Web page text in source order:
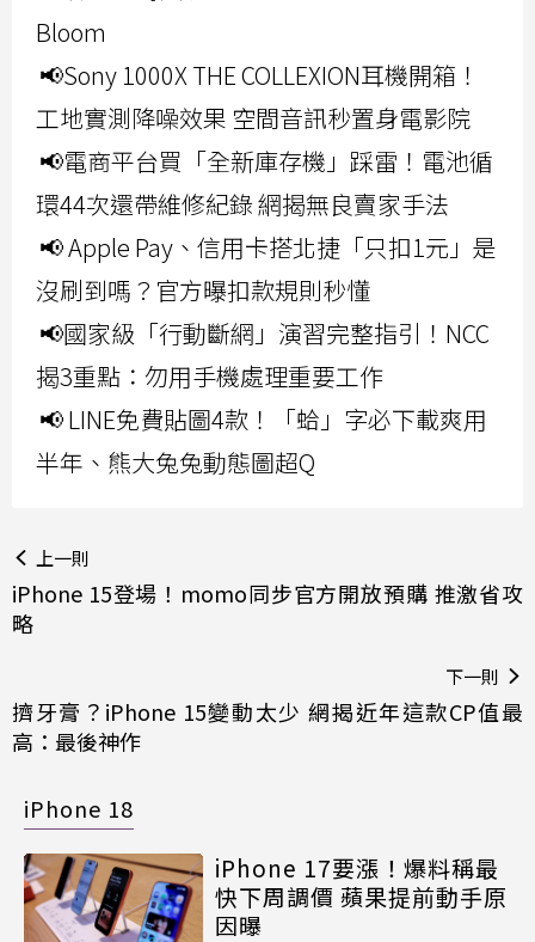
Bloom
📢Sony 1000X THE COLLEXION耳機開箱！
工地實測降噪效果 空間音訊秒置身電影院
📢電商平台買「全新庫存機」踩雷！電池循
環44次還帶維修紀錄 網揭無良賣家手法
📢 Apple Pay、信用卡搭北捷「只扣1元」是
沒刷到嗎？官方曝扣款規則秒懂
📢國家級「行動斷網」演習完整指引！NCC
揭3重點：勿用手機處理重要工作
📢 LINE免費貼圖4款！「蛤」字必下載爽用
半年、熊大兔兔動態圖超Q
上一則
iPhone 15登場！momo同步官方開放預購 推激省攻
略
下一則
擠牙膏？iPhone 15變動太少 網揭近年這款CP值最
高：最後神作
iPhone 18
iPhone 17要漲！爆料稱最
快下周調價 蘋果提前動手原
因曝